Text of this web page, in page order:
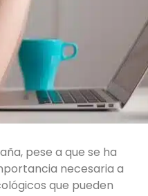
pese a que se ha
necesaria a
que pueden